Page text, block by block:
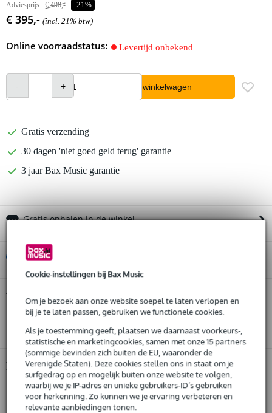
Cookie-instellingen bij Bax Music
Om je bezoek aan onze website soepel te laten verlopen en
bij je te laten passen, gebruiken we functionele cookies.
Als je toestemming geeft, plaatsen we daarnaast voorkeurs-,
statistische en marketingcookies, samen met onze 15 partners
(sommige bevinden zich buiten de EU, waaronder de
Verenigde Staten). Deze cookies stellen ons in staat om je
surfgedrag op en mogelijk buiten onze website te volgen,
waarbij we je IP-adres en unieke gebruikers-ID’s gebruiken
voor herkenning. Zo kunnen we je ervaring verbeteren en
relevante aanbiedingen tonen.
Adviesprijs € 498,- -21%
€ 395,- (incl. 21% btw)
Online voorraadstatus: Levertijd onbekend
In winkelwagen
Gratis verzending
30 dagen 'niet goed geld terug' garantie
3 jaar Bax Music garantie
Gratis ophalen in de winkel
Huur dit product
Huur meerdere producten tegelijk: min. € 300,- en max.
€ 2.500,-
Gratisthuisbezorgd of op te halen in de winkel
Al na 4 maanden maandelijks opzegbaar
De mogelijkheid om je product(en) met korting te kopen
Snelle vervanging door Bax Music bij een defect
Huur dit product
Twijfel je of de SKB iSeries 1813-7 waterdichte flightcase
kubus 470x330x178 mmbij je past? Doe de check.
Productinformatie
universele flightcase
gemaakt van sterk polypropyleen